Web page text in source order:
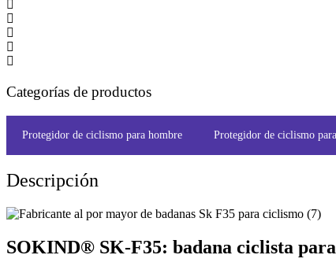
Categorías de productos
Protegidor de ciclismo para hombre Protegidor de ciclismo
Descripción
SOKIND® SK-F35: badana ciclista